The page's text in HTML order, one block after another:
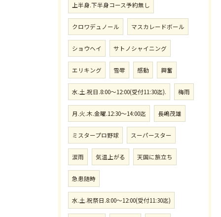
上半身.下半身コース予約無し
クロワデュノール マスカレードボール
ショウヘイ サトノシャイニング
エリキング 雪辱 感動 興奮
水.土.祝日.8:00〜12:00(受付11:30迄). 梅雨
月.火.木.金曜.12:30〜14:00迄 長嶋茂雄
ミスタープロ野球 スーパースター
涙雨 気温上がる 天国に旅立ち
急患随時
水.土.祝祭日.8:00〜12:00(受付11:30迄)